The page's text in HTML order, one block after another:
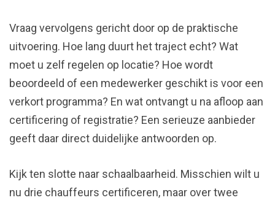
Vraag vervolgens gericht door op de praktische
uitvoering. Hoe lang duurt het traject echt? Wat
moet u zelf regelen op locatie? Hoe wordt
beoordeeld of een medewerker geschikt is voor een
verkort programma? En wat ontvangt u na afloop aan
certificering of registratie? Een serieuze aanbieder
geeft daar direct duidelijke antwoorden op.
Kijk ten slotte naar schaalbaarheid. Misschien wilt u
nu drie chauffeurs certificeren, maar over twee